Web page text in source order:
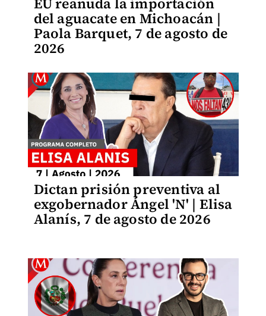
del aguacate en Michoacán |
Paola Barquet, 7 de agosto de
2026
Dictan prisión preventiva al
exgobernador Ángel 'N' | Elisa
Alanís, 7 de agosto de 2026